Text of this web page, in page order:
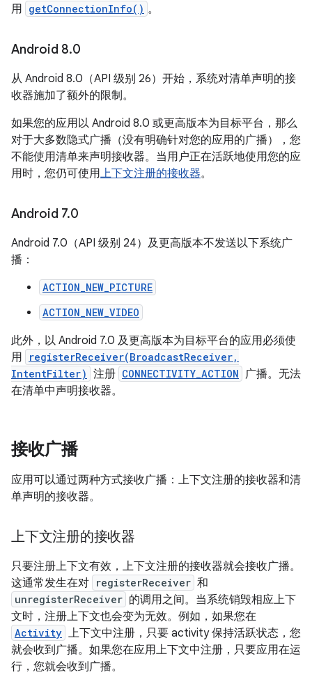
用 getConnectionInfo() 。
Android 8.0
从 Android 8.0（API 级别 26）开始，系统对清单声明的接
收器施加了额外的限制。
如果您的应用以 Android 8.0 或更高版本为目标平台，那么
对于大多数隐式广播（没有明确针对您的应用的广播），您
不能使用清单来声明接收器。当用户正在活跃地使用您的应
用时，您仍可使用上下文注册的接收器。
Android 7.0
Android 7.0（API 级别 24）及更高版本不发送以下系统广
播：
ACTION_NEW_PICTURE
ACTION_NEW_VIDEO
此外，以 Android 7.0 及更高版本为目标平台的应用必须使
用
registerReceiver(BroadcastReceiver,
IntentFilter) 注册 CONNECTIVITY_ACTION 广播。无法
在清单中声明接收器。
接收广播
应用可以通过两种方式接收广播：上下文注册的接收器和清
单声明的接收器。
上下文注册的接收器
只要注册上下文有效，上下文注册的接收器就会接收广播。
这通常发生在对 registerReceiver 和
unregisterReceiver 的调用之间。当系统销毁相应上下
文时，注册上下文也会变为无效。例如，如果您在
Activity 上下文中注册，只要 activity 保持活跃状态，您
就会收到广播。如果您在应用上下文中注册，只要应用在运
行，您就会收到广播。